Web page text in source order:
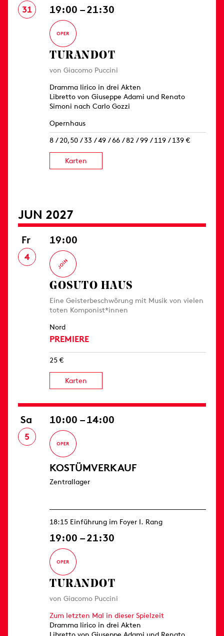
31 19:00 – 21:30
TURANDOT
von Giacomo Puccini
Dramma lirico in drei Akten
Libretto von Giuseppe Adami und Renato
Simoni nach Carlo Gozzi
Opernhaus
8 / 20,50 / 33 / 49 / 66 / 82 / 99 / 119 / 139 €
Karten
JUN 2027
Fr
4
19:00
GOSUTO HAUS
Eine Geisterbeschwörung mit Musik von vielen
toten Komponist*innen
Nord
PREMIERE
25 €
Karten
Sa
5
10:00 – 14:00
KOSTÜMVERKAUF
Zentrallager
18:15 Einführung im Foyer I. Rang
19:00 – 21:30
TURANDOT
von Giacomo Puccini
Zum letzten Mal in dieser Spielzeit
Dramma lirico in drei Akten